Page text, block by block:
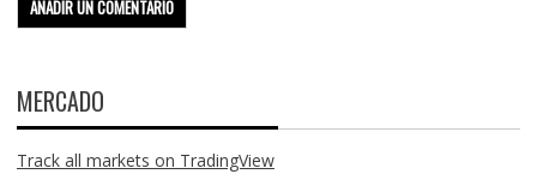
MERCADO
Track all markets on TradingView